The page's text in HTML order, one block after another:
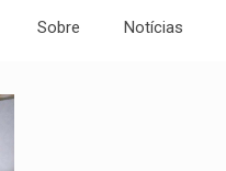
Sobre Notícias